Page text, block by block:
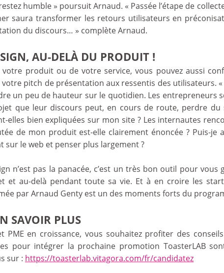
humble » poursuit Arnaud. « Passée l’étape de
saura transformer les retours utilisateurs en
du discours… » complète Arnaud.
AU-DELÀ DU PRODUIT !
votre produit ou de votre service, vous pouvez aussi
pitch de présentation aux ressentis des utilisateurs.
un peu de hauteur sur le quotidien. Les entrepreneurs
que leur discours peut, en cours de route, perdre du
elles bien expliquées sur mon site ? Les internautes
de mon produit est-elle clairement énoncée ? Puis-je
sur le web et penser plus largement ?
n’est pas la panacée, c’est un très bon outil pour
et au-delà pendant toute sa vie. Et à en croire les
par Arnaud Genty est un des moments forts du
SAVOIR PLUS
PME en croissance, vous souhaitez profiter des
pour intégrer la prochaine promotion ToasterLAB
sur : https://toasterlab.vitagora.com/fr/candidatez